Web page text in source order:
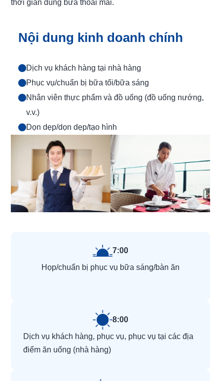
thời gian dùng bữa thoải mái.
Nội dung kinh doanh chính
Dịch vụ khách hàng tại nhà hàng
Phục vụ/chuẩn bị bữa tối/bữa sáng
Nhân viên thực phẩm và đồ uống (đồ uống nướng,
v.v.)
Dọn dẹp/dọn dẹp/tạo hình
7:00
Họp/chuẩn bị phục vụ bữa sáng/bàn ăn
8:00
Dịch vụ khách hàng, phục vụ, phục vụ tại các địa
điểm ăn uống (nhà hàng)